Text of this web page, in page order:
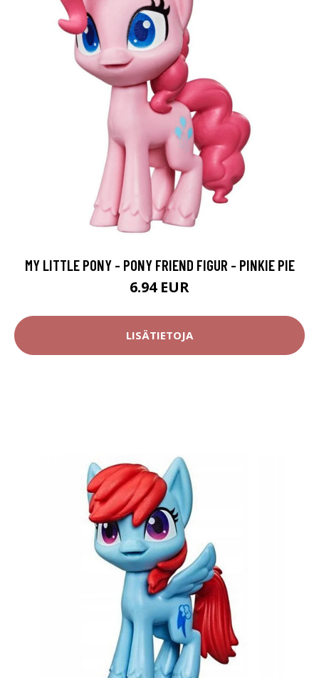
MY LITTLE PONY - PONY FRIEND FIGUR - PINKIE PIE
6.94 EUR
LISÄTIETOJA